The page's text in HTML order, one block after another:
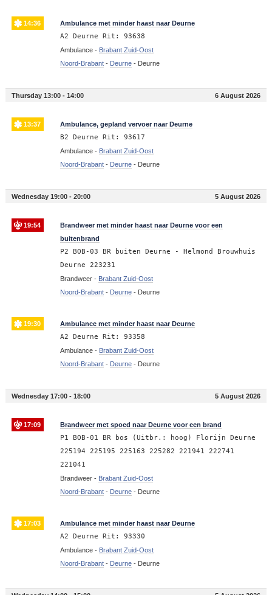
14:36 Ambulance met minder haast naar Deurne
A2 Deurne Rit: 93638
Ambulance - Brabant Zuid-Oost
Noord-Brabant- Deurne- Deurne
Thursday 13:00 - 14:00 6 August 2026
13:37 Ambulance, gepland vervoer naar Deurne
B2 Deurne Rit: 93617
Ambulance - Brabant Zuid-Oost
Noord-Brabant- Deurne- Deurne
Wednesday 19:00 - 20:00 5 August 2026
19:54
Brandweer met minder haast naar Deurne voor een
buitenbrand
P2 BOB-03 BR buiten Deurne - Helmond Brouwhuis
Deurne 223231
Brandweer - Brabant Zuid-Oost
Noord-Brabant- Deurne- Deurne
19:30 Ambulance met minder haast naar Deurne
A2 Deurne Rit: 93358
Ambulance - Brabant Zuid-Oost
Noord-Brabant- Deurne- Deurne
Wednesday 17:00 - 18:00 5 August 2026
17:09 Brandweer met spoed naar Deurne voor een brand
P1 BOB-01 BR bos (Uitbr.: hoog) Florijn Deurne
225194 225195 225163 225282 221941 222741
221041
Brandweer - Brabant Zuid-Oost
Noord-Brabant- Deurne- Deurne
17:03 Ambulance met minder haast naar Deurne
A2 Deurne Rit: 93330
Ambulance - Brabant Zuid-Oost
Noord-Brabant- Deurne- Deurne